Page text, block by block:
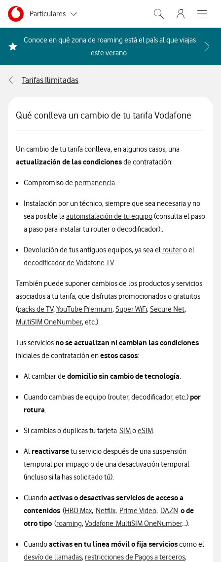
Ir a la pagina principal de vodafone.es
Menu navegación Segmento
Particulares
Autónomos
Grandes empresas
Abrir buscador.
Menu
Abre
Conoce en qué zona de roaming está el país al que viajas
este verano. Acceder a la FAQ Qué
Tarifas Ilimitadas
Qué conlleva un cambio de tu tarifa Vodafone
Un cambio de tu tarifa conlleva, en algunos casos, una
actualización de las condicionesde contratación:
Compromiso de permanencia.
Instalación por un técnico, siempre que sea necesaria y no
sea posible laautoinstalación de tu equipo(consulta el paso
a paso para instalar tu router o decodificador)..
Devolución de tus antiguos equipos, ya sea el routero el
decodificador de Vodafone TV.
También puede suponer cambios de los productos y servicios
asociados a tu tarifa, que disfrutas promocionados o gratuitos
(packs de TV,YouTube Premium,Super WiFi,Secure Net,
MultiSIM OneNumber, etc.).
Tus servicios no se actualizan ni cambian las condiciones
iniciales de contratación enestos casos:
Al cambiar dedomicilio sin cambio de tecnología.
Cuando cambias de equipo (router, decodificador, etc.) por
rotura.
Si cambias o duplicas tu tarjeta SIMoeSIM.
Al reactivarsetu servicio después de una suspensión
temporal por impago o de una desactivación temporal
(incluso si la has solicitado tú).
Cuandoactivas o desactivas servicios de acceso a
contenidos (HBO Max, Netflix, Prime Video, DAZN o de
otro tipo (roaming,Vodafone MultiSIM OneNumber…).
Cuandoactivas en tu línea móvil o fija servicioscomo el
desvío de llamadas, restricciones de Pagos a terceros,